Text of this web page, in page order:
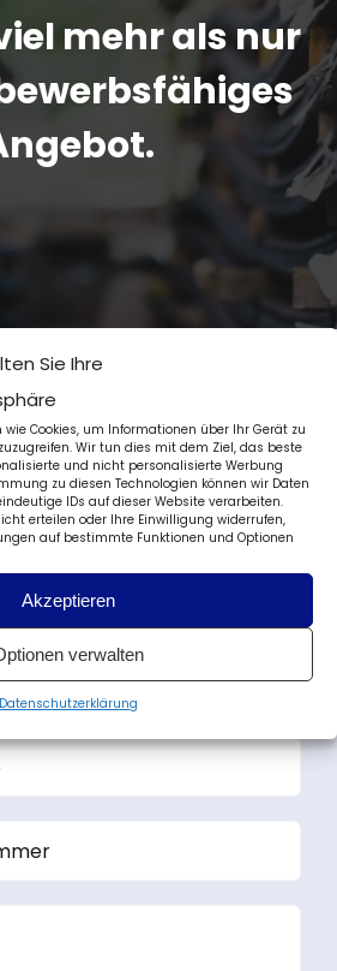
Sie Ihre
Cookies, um Informationen über Ihr Gerät zu
Wir tun dies mit dem Ziel, das beste
und nicht personalisierte Werbung
zu diesen Technologien können wir Daten
IDs auf dieser Website verarbeiten.
erteilen oder Ihre Einwilligung widerrufen,
auf bestimmte Funktionen und Optionen
Akzeptieren
verwalten
Datenschutzerklärung
mehr als nur
anfordern
folgende Formular aus oder